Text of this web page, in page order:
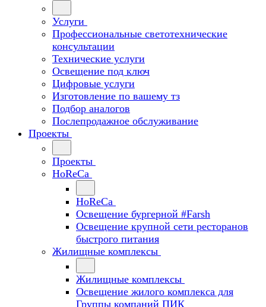
Услуги
Профессиональные светотехнические
консультации
Технические услуги
Освещение под ключ
Цифровые услуги
Изготовление по вашему тз
Подбор аналогов
Послепродажное обслуживание
Проекты
Проекты
HoReCa
HoReCa
Освещение бургерной #Farsh
Освещение крупной сети ресторанов
быстрого питания
Жилищные комплексы
Жилищные комплексы
Освещение жилого комплекса для
Группы компаний ПИК